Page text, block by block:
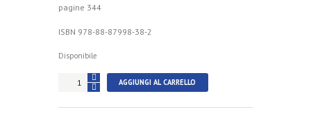
pagine 344
ISBN 978-88-87998-38-2
Disponibile
AGGIUNGI AL CARRELLO